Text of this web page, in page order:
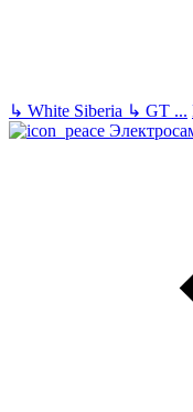
↳ White Siberia ↳ GT ...